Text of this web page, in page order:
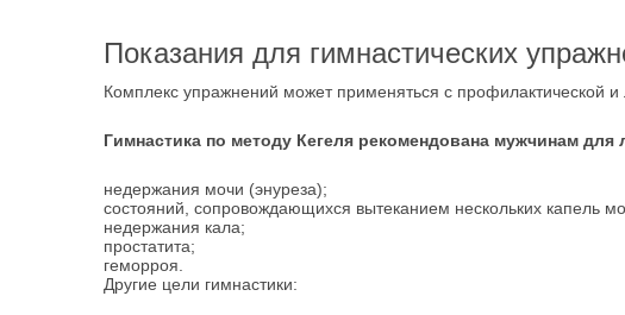
Показания для гимнастических
Комплекс упражнений может применяться с профилактической и
Гимнастика по методу Кегеля рекомендована мужчинам для
недержания мочи (энуреза);
состояний, сопровождающихся вытеканием нескольких капель
недержания кала;
простатита;
геморроя.
Другие цели гимнастики: